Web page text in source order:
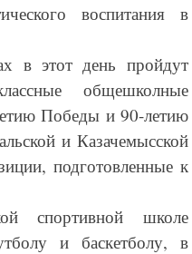
воспитания в
в этот день пройдут
общешколные
Победы и 90-летию
и Казачемысской
подготовленные к
спортивной школе
и баскетболу, в